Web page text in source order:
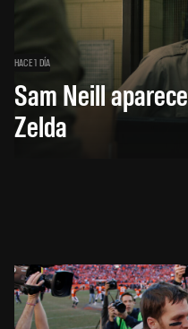
HACE 1 DÍA
Sam Neill
Zelda